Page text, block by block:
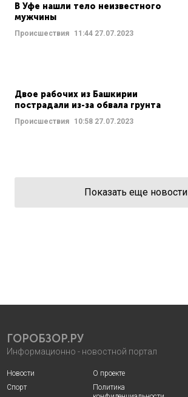
В Уфе нашли тело неизвестного
мужчины
Происшествия 11:44 27.07.2023
Двое рабочих из Башкирии
пострадали из-за обвала грунта
Происшествия 10:58 27.07.2023
Показать еще новости
ГОРОБЗОР.РУ
Информационно - новостной портал
Новости
Спорт
О проекте
Политика